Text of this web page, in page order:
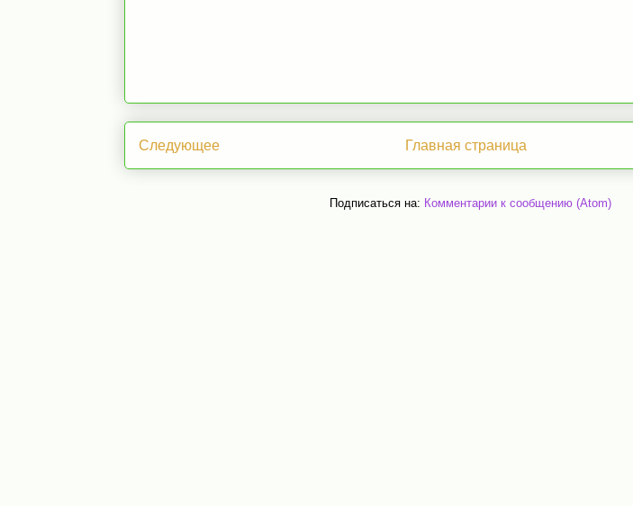
Следующее Главная страница
Подписаться на: Комментарии к сообщению (Atom)